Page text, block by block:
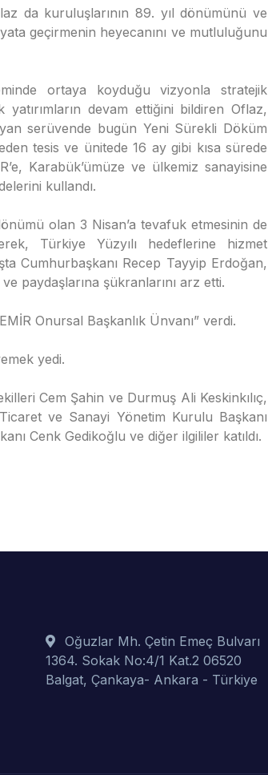
da kuruluşlarının 89. yıl dönümünü ve
geçirmenin heyecanını ve mutluluğunu
ortaya koyduğu vizyonla stratejik
devam ettiğini bildiren Oflaz,
serüvende bugün Yeni Sürekli Döküm
tesis ve ünitede 16 ay gibi kısa sürede
Karabük’ümüze ve ülkemiz sanayisine
kullandı.
olan 3 Nisan’a tevafuk etmesinin de
Türkiye Yüzyılı hedeflerine hizmet
Cumhurbaşkanı Recep Tayyip Erdoğan,
paydaşlarına şükranlarını arz etti.
Onursal Başkanlık Ünvanı” verdi.
yedi.
Cem Şahin ve Durmuş Ali Keskinkılıç,
ve Sanayi Yönetim Kurulu Başkanı
Cenk Gedikoğlu ve diğer ilgililer katıldı.
Oğuzlar Mh. Çetin Emeç Bulvarı
1364. Sokak No:4/1 Kat.2 06520
Balgat, Çankaya- Ankara - Türkiye